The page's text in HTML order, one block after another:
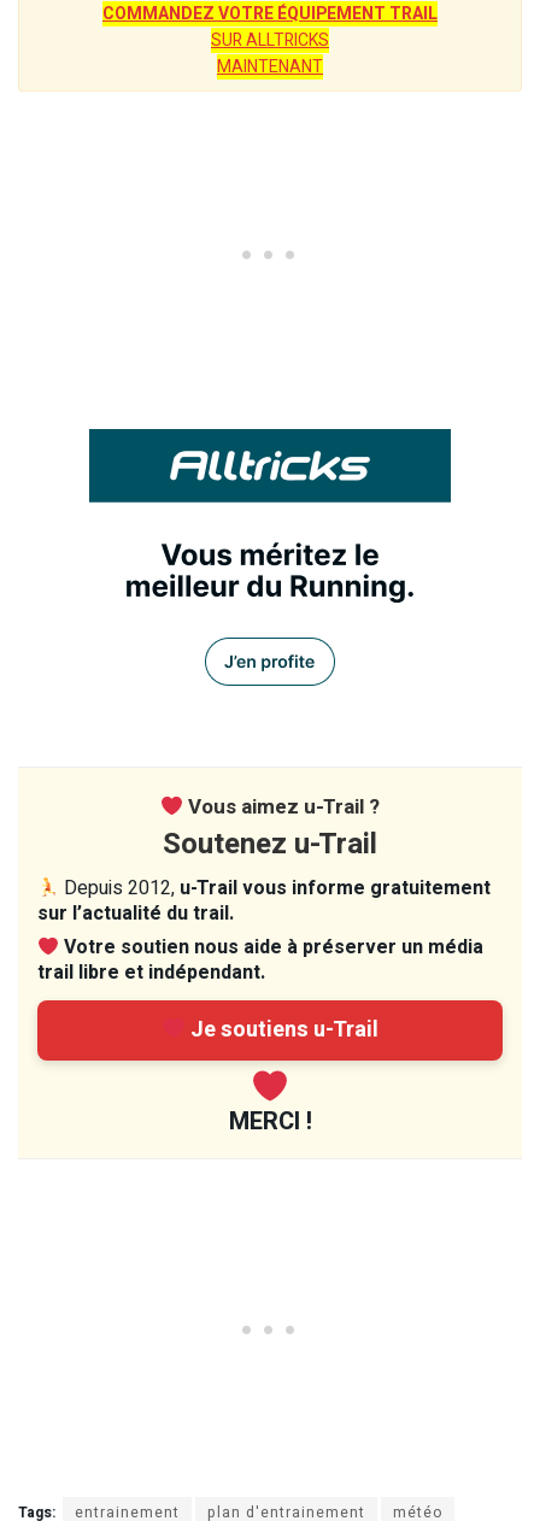
COMMANDEZ VOTRE ÉQUIPEMENT TRAIL
SUR ALLTRICKS
MAINTENANT
Vous aimez u-Trail ?
Soutenez u-Trail
Depuis 2012, u-Trail vous informe gratuitement
sur l’actualité du trail.
Votre soutien nous aide à préserver un média
trail libre et indépendant.
Je soutiens u-Trail
MERCI !
Tags: entrainement plan d'entrainement
météo